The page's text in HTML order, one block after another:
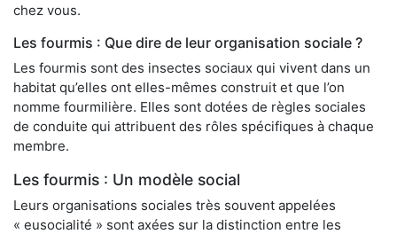
chez vous.
Les fourmis : Que dire de leur organisation sociale ?
Les fourmis sont des insectes sociaux qui vivent dans un
habitat qu’elles ont elles-mêmes construit et que l’on
nomme fourmilière. Elles sont dotées de règles sociales
de conduite qui attribuent des rôles spécifiques à chaque
membre.
Les fourmis : Un modèle social
Leurs organisations sociales très souvent appelées
« eusocialité » sont axées sur la distinction entre les